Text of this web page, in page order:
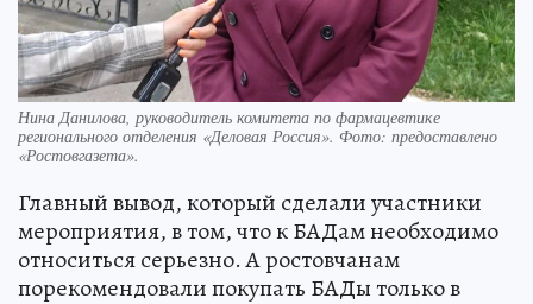
Нина Данилова, руководитель комитета по фармацевтике
регионального отделения «Деловая Россия». Фото: предоставлено
«Ростовгазета».
Главный вывод, который сделали участники
мероприятия, в том, что к БАДам необходимо
относиться серьезно. А ростовчанам
порекомендовали покупать БАДы только в